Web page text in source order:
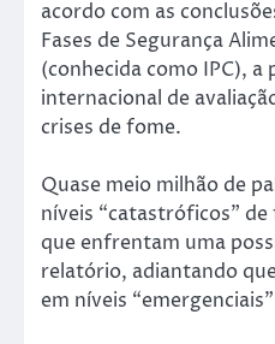
acordo com as
Fases de Segurança
(conhecida como IPC),
internacional de
crises de fome.
Quase meio milhão de
níveis “catastróficos”
que enfrentam uma
relatório, adiantando
em níveis